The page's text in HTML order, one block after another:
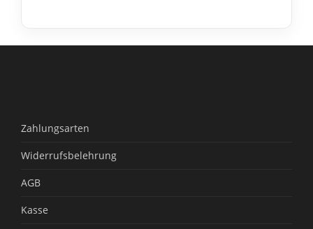
Zahlungsarten
Widerrufsbelehrung
AGB
Kasse